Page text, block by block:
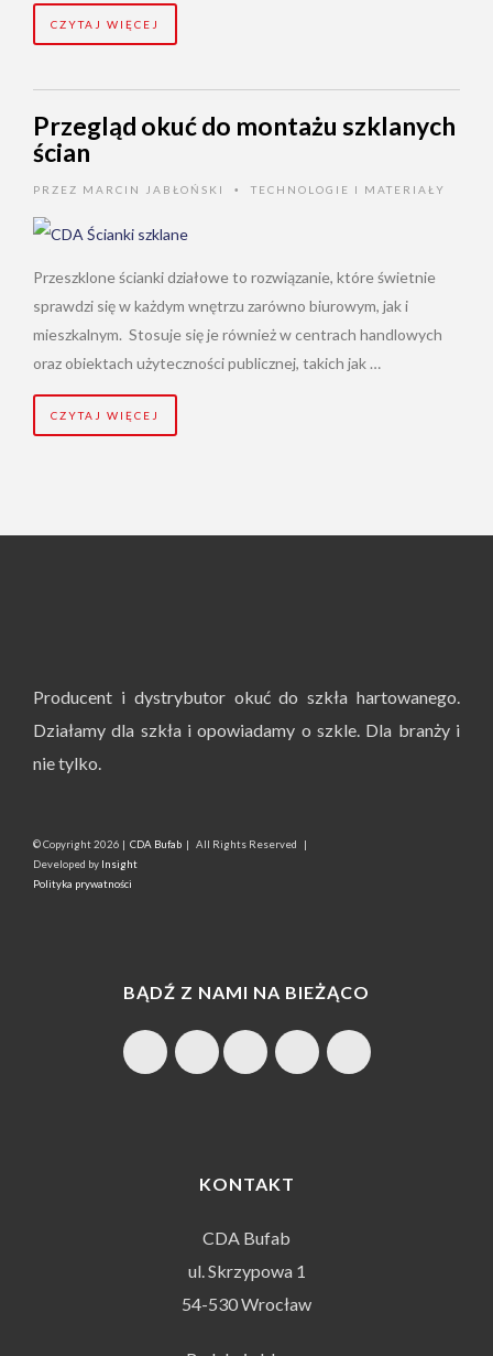
CZYTAJ WIĘCEJ
Przegląd okuć do montażu szklanych
ścian
PRZEZ MARCIN JABŁOŃSKI • TECHNOLOGIE I MATERIAŁY
Przeszklone ścianki działowe to rozwiązanie, które świetnie
sprawdzi się w każdym wnętrzu zarówno biurowym, jak i
mieszkalnym. Stosuje się je również w centrach handlowych
oraz obiektach użyteczności publicznej, takich jak …
CZYTAJ WIĘCEJ
Producent i dystrybutor okuć do szkła hartowanego.
Działamy dla szkła i opowiadamy o szkle. Dla branży i
nie tylko.
© Copyright2026 | CDA Bufab
| All Rights Reserved |
Developed by Insight
Polityka prywatności
BĄDŹ Z NAMI NA BIEŻĄCO
KONTAKT
CDA Bufab
ul. Skrzypowa 1
54-530 Wrocław